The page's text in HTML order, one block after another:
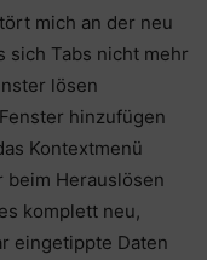
mich an der neu
sich Tabs nicht mehr
lösen
hinzufügen
Kontextmenü
beim Herauslösen
komplett neu,
eingetippte Daten